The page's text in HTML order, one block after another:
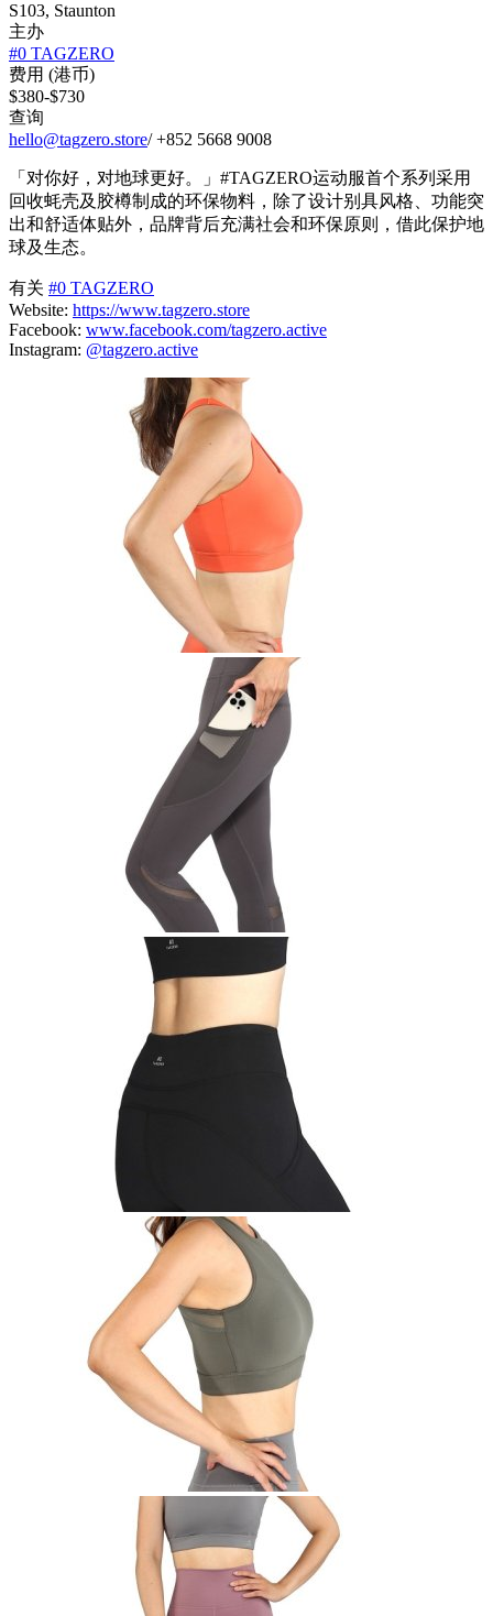
S103, Staunton
主办
#0 TAGZERO
费用 (港币)
$380-$730
查询
hello@tagzero.store/ +852 5668 9008
「对你好，对地球更好。」#TAGZERO运动服首个系列采用
回收蚝壳及胶樽制成的环保物料，除了设计别具风格、功能突
出和舒适体贴外，品牌背后充满社会和环保原则，借此保护地
球及生态。
有关 #0 TAGZERO
Website: https://www.tagzero.store
Facebook: www.facebook.com/tagzero.active
Instagram: @tagzero.active